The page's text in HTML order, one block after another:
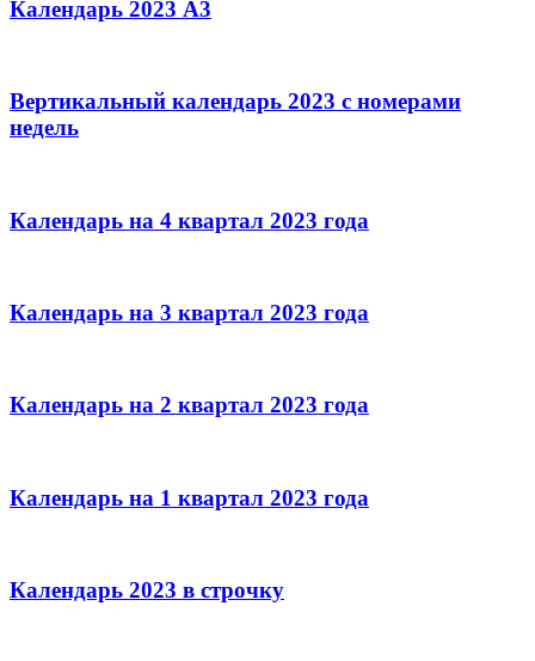
Календарь 2023 А3
Вертикальный календарь 2023 с номерами
недель
Календарь на 4 квартал 2023 года
Календарь на 3 квартал 2023 года
Календарь на 2 квартал 2023 года
Календарь на 1 квартал 2023 года
Календарь 2023 в строчку